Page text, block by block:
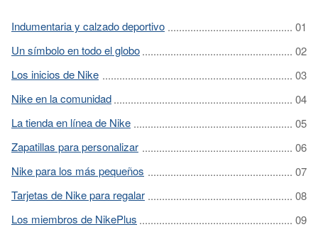
Indumentaria y calzado deportivo
Un símbolo en todo el globo
Los inicios de Nike
Nike en la comunidad
La tienda en línea de Nike
Zapatillas para personalizar
Nike para los más pequeños
Tarjetas de Nike para regalar
Los miembros de NikePlus